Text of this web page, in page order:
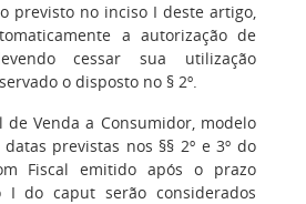
previsto no inciso I deste artigo,
a autorização de
cessar sua utilização
o disposto no § 2º.
de Venda a Consumidor, modelo
previstas nos §§ 2º e 3º do
Fiscal emitido após o prazo
I do caput serão considerados